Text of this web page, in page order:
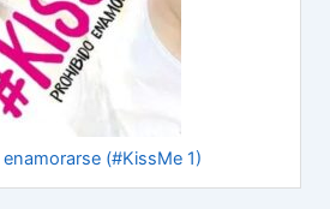
(#KissMe 1)